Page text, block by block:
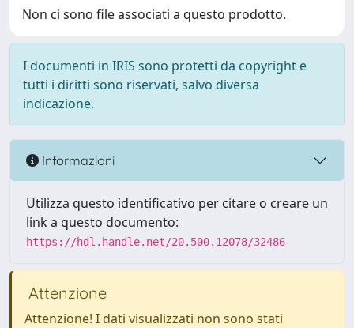
Non ci sono file associati a questo prodotto.
I documenti in IRIS sono protetti da copyright e
tutti i diritti sono riservati, salvo diversa
indicazione.
Informazioni
Utilizza questo identificativo per citare o creare un
link a questo documento:
https://hdl.handle.net/20.500.12078/32486
Attenzione
Attenzione! I dati visualizzati non sono stati